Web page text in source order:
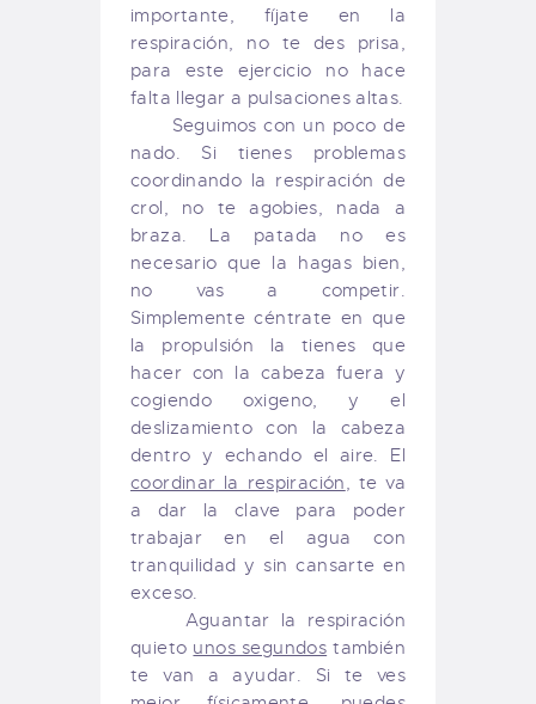
importante, fíjate en la
respiración, no te des prisa,
para este ejercicio no hace
falta llegar a pulsaciones altas.
Seguimos con un poco de
nado. Si tienes problemas
coordinando la respiración de
crol, no te agobies, nada a
braza. La patada no es
necesario que la hagas bien,
no vas a competir.
Simplemente céntrate en que
la propulsión la tienes que
hacer con la cabeza fuera y
cogiendo oxigeno, y el
deslizamiento con la cabeza
dentro y echando el aire. El
coordinar la respiración , te va
a dar la clave para poder
trabajar en el agua con
tranquilidad y sin cansarte en
exceso.
Aguantar la respiración
quieto unos segundos también
te van a ayudar. Si te ves